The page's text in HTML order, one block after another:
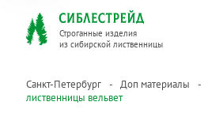
Строганные изделия
из сибирской лиственницы
Санкт-Петербург Доп материалы
лиственницы вельвет